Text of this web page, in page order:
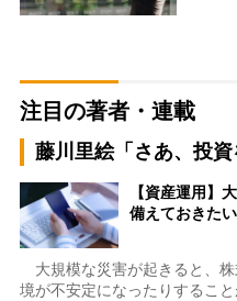
注目の著者・連載
藤川里絵「さあ、投資
【資産運用】
備えておきた
大規模な災害が起きると、
境が不安定になったりするこ